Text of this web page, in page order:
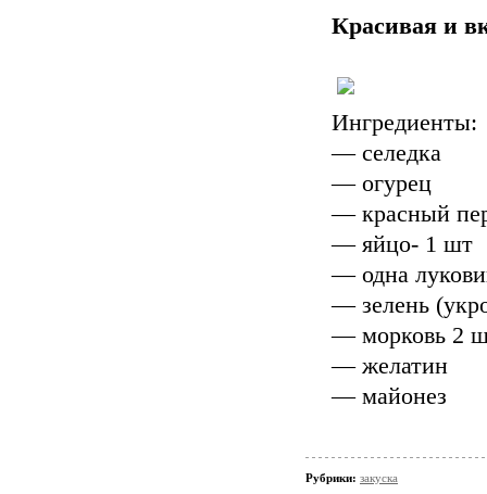
Красивая и
Ингредиенты:
— селедка
— огурец
— красный
— яйцо- 1 шт
— одна
— зелень
— морковь 2
— желатин
— майонез
Рубрики: закуска